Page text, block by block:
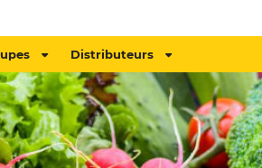
Distributeurs